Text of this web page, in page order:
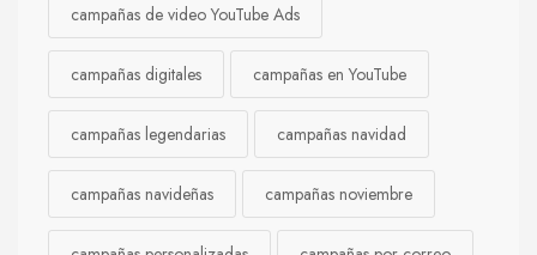
campañas de video YouTube Ads
campañas digitales campañas en YouTube
campañas legendarias campañas navidad
campañas navideñas campañas noviembre